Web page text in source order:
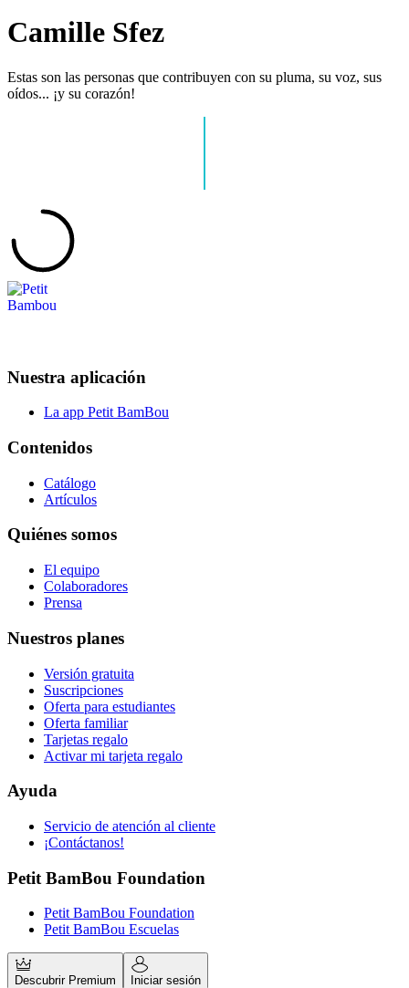
Camille Sfez
Estas son las personas que contribuyen con su pluma, su voz, sus
oídos... ¡y su corazón!
Nuestra aplicación
La app Petit BamBou
Contenidos
Catálogo
Artículos
Quiénes somos
El equipo
Colaboradores
Prensa
Nuestros planes
Versión gratuita
Suscripciones
Oferta para estudiantes
Oferta familiar
Tarjetas regalo
Activar mi tarjeta regalo
Ayuda
Servicio de atención al cliente
¡Contáctanos!
Petit BamBou Foundation
Petit BamBou Foundation
Petit BamBou Escuelas
Descubrir Premium Iniciar sesión